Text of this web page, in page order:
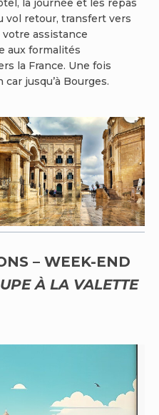
la journée et les repas
vol retour, transfert vers
votre assistance
aux formalités
la France. Une fois
jusqu’à Bourges.
– WEEK-END
À LA VALETTE